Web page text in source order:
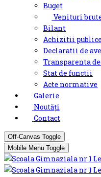
Buget
Venituri
Bilant
Achizitii publice
Declaratii de
Transparenta
Stat de functii
Acte normative
Galerie
Noutăți
Contact
Off-Canvas Toggle
Mobile Menu Toggle